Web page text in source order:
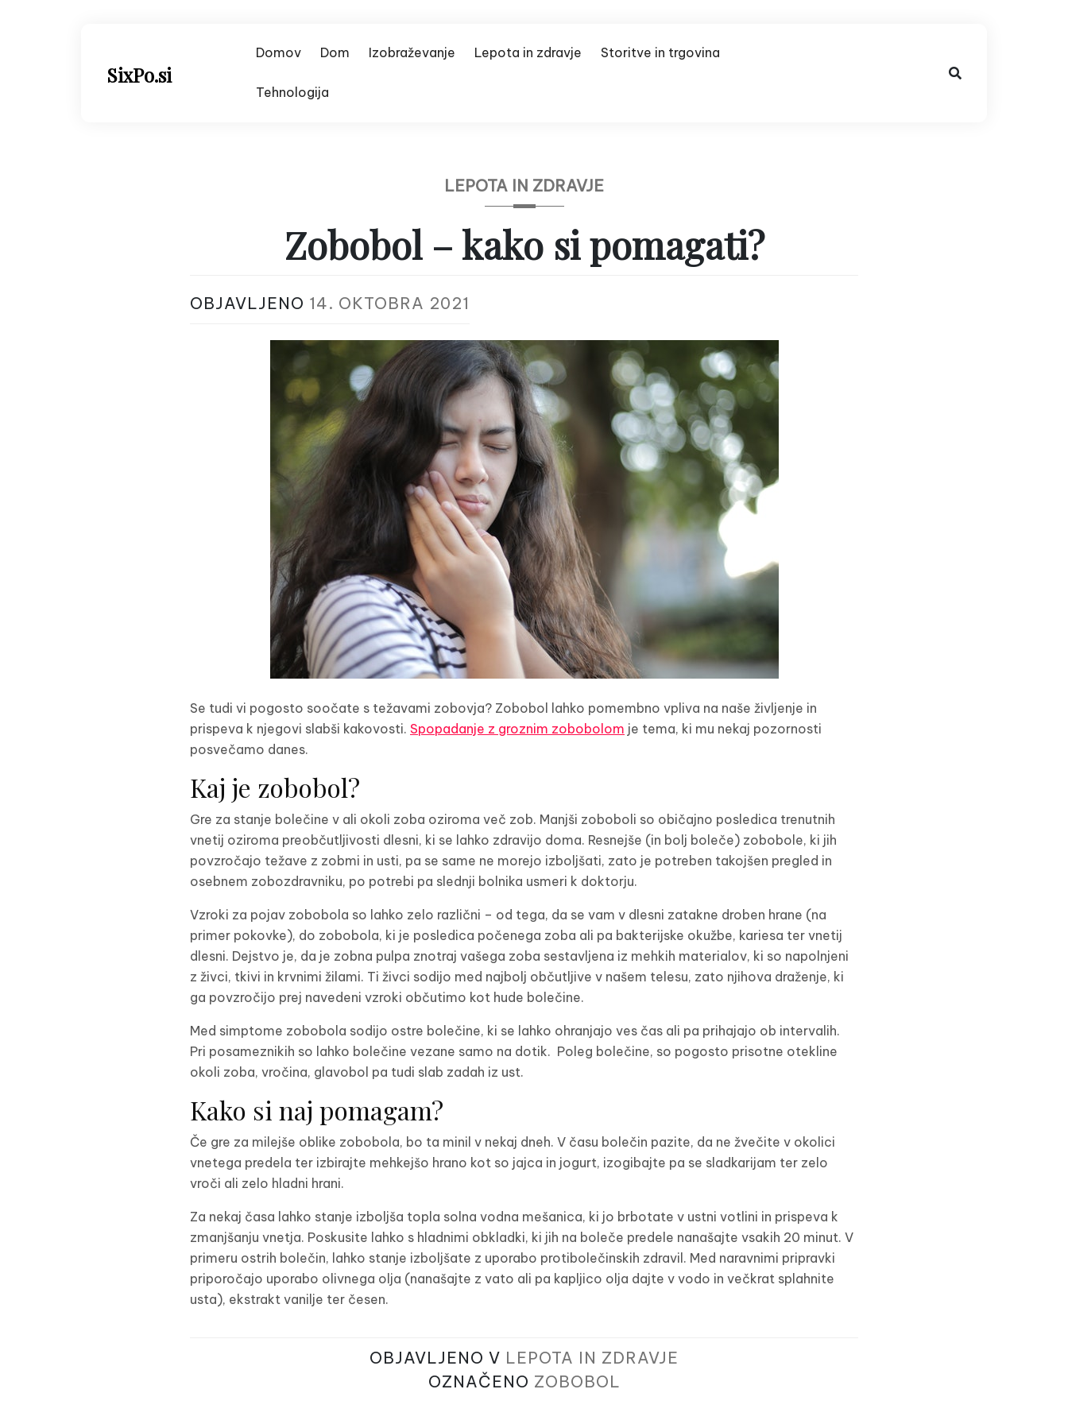
SixPo.si
Domov Dom Izobraževanje Lepota in zdravje Storitve in trgovina
Tehnologija
LEPOTA IN ZDRAVJE
Zobobol – kako si pomagati?
OBJAVLJENO 14. OKTOBRA 2021
Se tudi vi pogosto soočate s težavami zobovja? Zobobol lahko pomembno vpliva na naše življenje in
prispeva k njegovi slabši kakovosti. Spopadanje z groznim zobobolom je tema, ki mu nekaj pozornosti
posvečamo danes.
Kaj je zobobol?
Gre za stanje bolečine v ali okoli zoba oziroma več zob. Manjši zoboboli so običajno posledica trenutnih
vnetij oziroma preobčutljivosti dlesni, ki se lahko zdravijo doma. Resnejše (in bolj boleče) zobobole, ki jih
povzročajo težave z zobmi in usti, pa se same ne morejo izboljšati, zato je potreben takojšen pregled in
osebnem zobozdravniku, po potrebi pa slednji bolnika usmeri k doktorju.
Vzroki za pojav zobobola so lahko zelo različni – od tega, da se vam v dlesni zatakne droben hrane (na
primer pokovke), do zobobola, ki je posledica počenega zoba ali pa bakterijske okužbe, kariesa ter vnetij
dlesni. Dejstvo je, da je zobna pulpa znotraj vašega zoba sestavljena iz mehkih materialov, ki so napolnjeni
z živci, tkivi in krvnimi žilami. Ti živci sodijo med najbolj občutljive v našem telesu, zato njihova draženje, ki
ga povzročijo prej navedeni vzroki občutimo kot hude bolečine.
Med simptome zobobola sodijo ostre bolečine, ki se lahko ohranjajo ves čas ali pa prihajajo ob intervalih.
Pri posameznikih so lahko bolečine vezane samo na dotik. Poleg bolečine, so pogosto prisotne otekline
okoli zoba, vročina, glavobol pa tudi slab zadah iz ust.
Kako si naj pomagam?
Če gre za milejše oblike zobobola, bo ta minil v nekaj dneh. V času bolečin pazite, da ne žvečite v okolici
vnetega predela ter izbirajte mehkejšo hrano kot so jajca in jogurt, izogibajte pa se sladkarijam ter zelo
vroči ali zelo hladni hrani.
Za nekaj časa lahko stanje izboljša topla solna vodna mešanica, ki jo brbotate v ustni votlini in prispeva k
zmanjšanju vnetja. Poskusite lahko s hladnimi obkladki, ki jih na boleče predele nanašajte vsakih 20 minut. V
primeru ostrih bolečin, lahko stanje izboljšate z uporabo protibolečinskih zdravil. Med naravnimi pripravki
priporočajo uporabo olivnega olja (nanašajte z vato ali pa kapljico olja dajte v vodo in večkrat splahnite
usta), ekstrakt vanilje ter česen.
OBJAVLJENO V LEPOTA IN ZDRAVJE
OZNAČENO ZOBOBOL